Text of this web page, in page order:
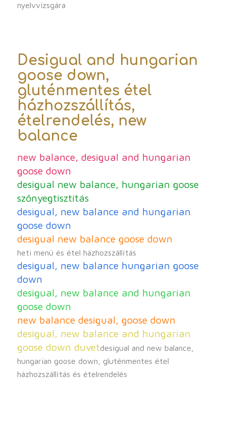
nyelvvizsgára
Desigual and hungarian
goose down,
gluténmentes étel
házhozszállítás,
ételrendelés, new
balance
new balance, desigual and hungarian
goose down
desigual new balance, hungarian goose
szőnyegtisztítás
desigual, new balance and hungarian
goose down
desigual new balance goose down
heti menü és étel házhozszállítás
desigual, new balance hungarian goose
down
desigual, new balance and hungarian
goose down
new balance desigual, goose down
desigual, new balance and hungarian
goose down duvetdesigual and new balance,
hungarian goose down, gluténmentes étel
házhozszállítás és ételrendelés